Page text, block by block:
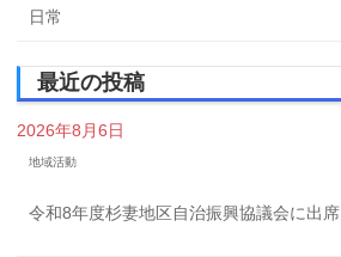
日常
最近の投稿
2026年8月6日
地域活動
令和8年度杉妻地区自治振興協議会に出席